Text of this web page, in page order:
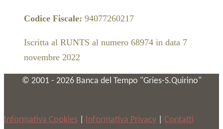
Codice Fiscale: 94077260217
Iscritta al RUNTS al numero 68974 in data 7
novembre 2022
© 2001 - 2026Banca del Tempo "Gries-S.Quirino"
Informativa Cookies Informativa Privacy Contatti